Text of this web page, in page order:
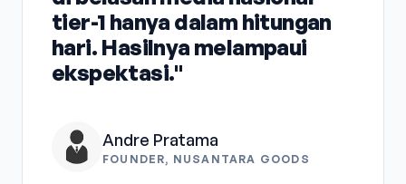
tier-1 hanya dalam hitungan
hari. Hasilnya melampaui
ekspektasi."
Andre Pratama
FOUNDER, NUSANTARA GOODS